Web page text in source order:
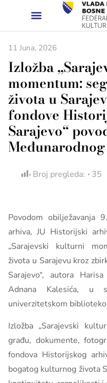
11 Juna, 2026
Izložba
momentum:
života u
fondove
Sarajevo“
Broj pregleda: 35
Povodom obilježavanja
arhiva, JU Historijski
„Sarajevski kulturni
života u Sarajevu kroz
Sarajevo“, autora
Adnana Kalesića, u
univerzitetskom
Izložba „Sarajevski
građu, dokumente,
fondova Historijskog
bogatog kulturnog života